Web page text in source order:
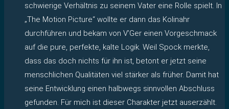
schwierige Verhältnis zu seinem Vater eine Rolle spielt. In
„The Motion Picture“ wollte er dann das Kolinahr
durchführen und bekam von V’Ger einen Vorgeschmack
auf die pure, perfekte, kalte Logik. Weil Spock merkte,
dass das doch nichts für ihn ist, betont er jetzt seine
menschlichen Qualitäten viel stärker als früher. Damit hat
seine Entwicklung einen halbwegs sinnvollen Abschluss
gefunden. Für mich ist dieser Charakter jetzt auserzählt.